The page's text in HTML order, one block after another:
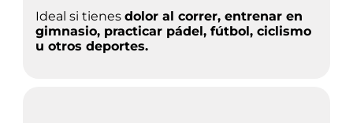
Ideal si tienes dolor al correr, entrenar en
gimnasio, practicar pádel, fútbol, ciclismo
u otros deportes.